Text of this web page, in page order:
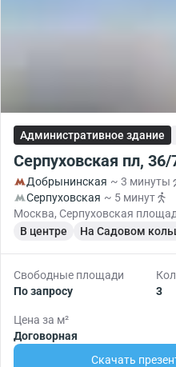
Административное здание
Серпуховская пл, 36/
Добрынинская ~ 3 минуты
Серпуховская ~ 5 минут
Москва, Серпуховская
В центре
На Садовом
Свободные площади
По запросу
3
Цена за м²
Договорная
Скачать